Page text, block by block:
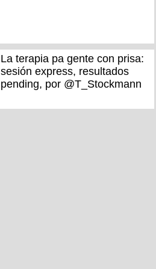
La terapia pa gente con prisa:
sesión express, resultados
pending, por @T_Stockmann